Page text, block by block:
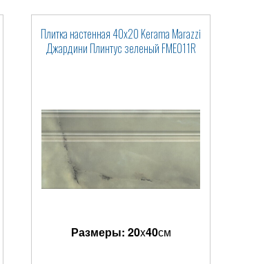
Плитка настенная 40x20 Kerama Marazzi
Джардини Плинтус зеленый FME011R
Размеры: 20x40см